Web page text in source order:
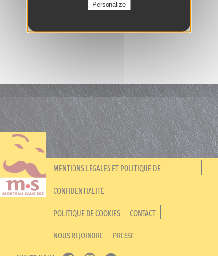
je suis intéressé(e) !
MENTIONS LÉGALES ET POLITIQUE DE
CONFIDENTIALITÉ
POLITIQUE DE COOKIES CONTACT
NOUS REJOINDRE PRESSE
Personalize